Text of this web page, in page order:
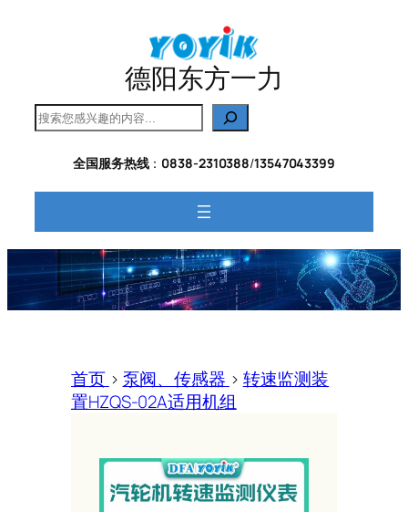
德阳东方一力
搜
索
全国服务热线： 0838-2310388/13547043399
首页 > 泵阀、传感器 > 转速监测装
置HZQS-02A适用机组